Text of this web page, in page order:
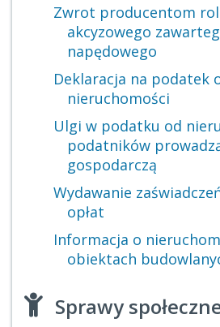
Zwrot producentom
akcyzowego
napędowego
Deklaracja na podatek
nieruchomości
Ulgi w podatku od
podatników
gospodarczą
Wydawanie
opłat
Informacja o
obiektach
Sprawy